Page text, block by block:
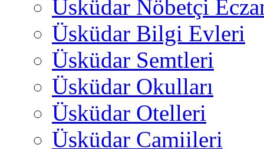
Üsküdar Nöbetçi
Üsküdar Bilgi Evleri
Üsküdar Semtleri
Üsküdar Okulları
Üsküdar Otelleri
Üsküdar Camiileri